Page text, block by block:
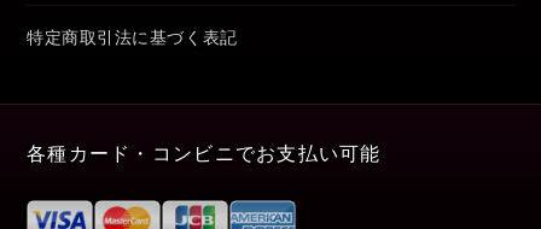
特定商取引法に基づく表記
各種カード・コンビニでお支払い可能